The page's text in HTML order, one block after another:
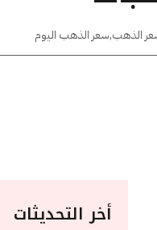
الذهب,سعر الذهب اليوم
أخر التحديثات